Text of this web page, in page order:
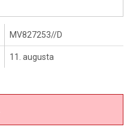
MV827253//D
11. augusta